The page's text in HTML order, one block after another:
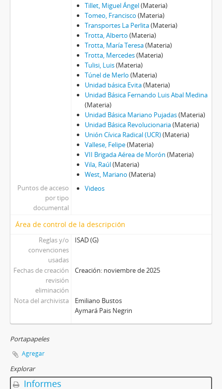
Tillet, Miguel Ángel(Materia)
Tomeo, Francisco (Materia)
Transportes La Perlita(Materia)
Trotta, Alberto (Materia)
Trotta, María Teresa(Materia)
Trotta, Mercedes(Materia)
Tulisi, Luis(Materia)
Túnel de Merlo (Materia)
Unidad básica Evita(Materia)
Unidad Básica Fernando Luis Abal Medina
(Materia)
Unidad Básica Mariano Pujadas(Materia)
Unidad Básica Revolucionaria(Materia)
Unión Cívica Radical (UCR)(Materia)
Vallese, Felipe(Materia)
VII Brigada Aérea de Morón (Materia)
Vila, Raúl(Materia)
West, Mariano (Materia)
Puntos de acceso
por tipo
documental
Videos
Área de control de la descripción
Reglas y/o
convenciones
usadas
ISAD (G)
Fechas de creación
revisión
eliminación
Creación: noviembre de 2025
Nota del archivista
Emiliano Bustos
Aymará Pais Negrin
Portapapeles
Agregar
Explorar
Informes